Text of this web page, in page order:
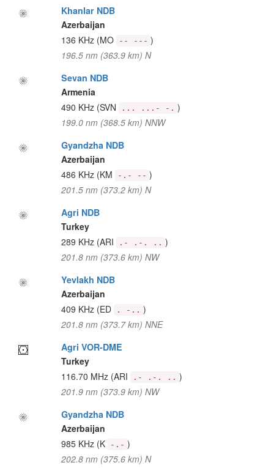
Khanlar NDB
Azerbaijan
136 KHz (MO -- --- )
196.5 nm (363.9 km) N
Sevan NDB
Armenia
490 KHz (SVN ... ...- -. )
199.0 nm (368.5 km) NNW
Gyandzha NDB
Azerbaijan
486 KHz (KM -.- -- )
201.5 nm (373.2 km) N
Agri NDB
Turkey
289 KHz (ARI .- .-. .. )
201.8 nm (373.6 km) NW
Yevlakh NDB
Azerbaijan
409 KHz (ED . -.. )
201.8 nm (373.7 km) NNE
Agri VOR-DME
Turkey
116.70 MHz (ARI .- .-. .. )
201.9 nm (373.9 km) NW
Gyandzha NDB
Azerbaijan
985 KHz (K -.- )
202.8 nm (375.6 km) N